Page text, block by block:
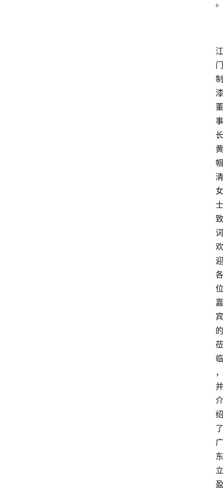
。
江
门
制
漆
董
事
长
黄
帼
清
女
士
致
词
欢
迎
各
位
嘉
宾
的
莅
临
，
并
介
绍
了
广
东
立
盈